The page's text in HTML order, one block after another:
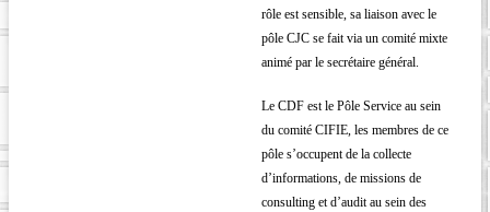
rôle est sensible, sa liaison avec le
pôle CJC se fait via un comité mixte
animé par le secrétaire général.
Le CDF est le Pôle Service au sein
du comité CIFIE, les membres de ce
pôle s’occupent de la collecte
d’informations, de missions de
consulting et d’audit au sein des